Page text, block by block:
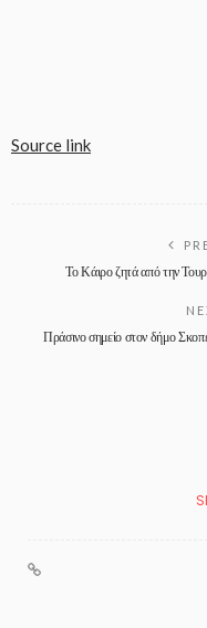
Source link
Το Κάιρο ζητά από την
Πράσινο σημείο στον δήμο